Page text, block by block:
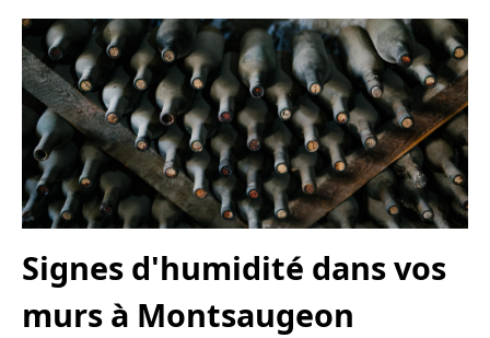
Signes d'humidité dans vos
murs à Montsaugeon